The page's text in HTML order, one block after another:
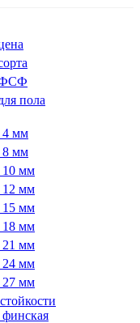
ФСФ
пола
4 мм
8 мм
10 мм
12 мм
15 мм
18 мм
21 мм
24 мм
27 мм
финская